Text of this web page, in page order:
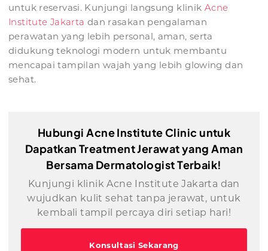
untuk reservasi. Kunjungi langsung klinik Acne
Institute Jakarta dan rasakan pengalaman
perawatan yang lebih personal, aman, serta
didukung teknologi modern untuk membantu
mencapai tampilan wajah yang lebih glowing dan
sehat.
Hubungi Acne Institute Clinic untuk
Dapatkan Treatment Jerawat yang Aman
Bersama Dermatologist Terbaik!
Kunjungi klinik Acne Institute Jakarta dan
wujudkan kulit sehat tanpa jerawat, untuk
kembali tampil percaya diri setiap hari!
Konsultasi Sekarang